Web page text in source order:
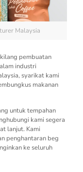
Malaysia
pembuatan
industri
syarikat kami
makanan
untuk tempahan
kami segera
lanjut. Kami
penghantaran beg
ke seluruh